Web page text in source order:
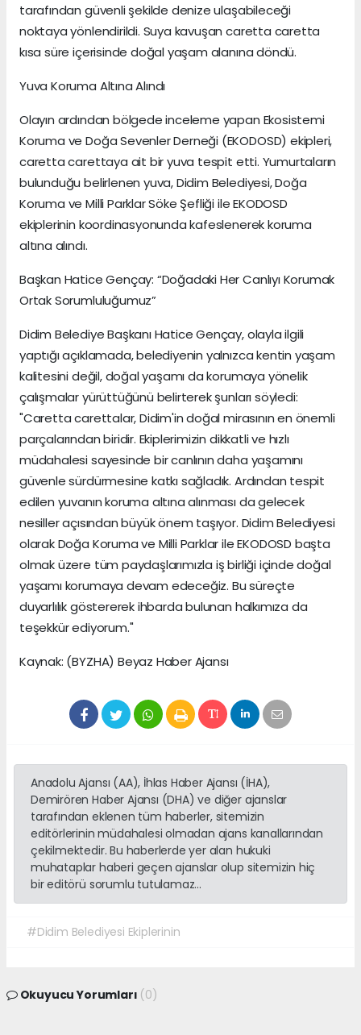
tarafından güvenli şekilde denize ulaşabileceği
noktaya yönlendirildi. Suya kavuşan caretta caretta
kısa süre içerisinde doğal yaşam alanına döndü.
Yuva Koruma Altına Alındı
Olayın ardından bölgede inceleme yapan Ekosistemi
Koruma ve Doğa Sevenler Derneği (EKODOSD) ekipleri,
caretta carettaya ait bir yuva tespit etti. Yumurtaların
bulunduğu belirlenen yuva, Didim Belediyesi, Doğa
Koruma ve Milli Parklar Söke Şefliği ile EKODOSD
ekiplerinin koordinasyonunda kafeslenerek koruma
altına alındı.
Başkan Hatice Gençay: “Doğadaki Her Canlıyı Korumak
Ortak Sorumluluğumuz”
Didim Belediye Başkanı Hatice Gençay, olayla ilgili
yaptığı açıklamada, belediyenin yalnızca kentin yaşam
kalitesini değil, doğal yaşamı da korumaya yönelik
çalışmalar yürüttüğünü belirterek şunları söyledi:
"Caretta carettalar, Didim'in doğal mirasının en önemli
parçalarından biridir. Ekiplerimizin dikkatli ve hızlı
müdahalesi sayesinde bir canlının daha yaşamını
güvenle sürdürmesine katkı sağladık. Ardından tespit
edilen yuvanın koruma altına alınması da gelecek
nesiller açısından büyük önem taşıyor. Didim Belediyesi
olarak Doğa Koruma ve Milli Parklar ile EKODOSD başta
olmak üzere tüm paydaşlarımızla iş birliği içinde doğal
yaşamı korumaya devam edeceğiz. Bu süreçte
duyarlılık göstererek ihbarda bulunan halkımıza da
teşekkür ediyorum."
Kaynak: (BYZHA) Beyaz Haber Ajansı
Anadolu Ajansı (AA), İhlas Haber Ajansı (İHA),
Demirören Haber Ajansı (DHA) ve diğer ajanslar
tarafından eklenen tüm haberler, sitemizin
editörlerinin müdahalesi olmadan ajans kanallarından
çekilmektedir. Bu haberlerde yer alan hukuki
muhataplar haberi geçen ajanslar olup sitemizin hiç
bir editörü sorumlu tutulamaz...
#Didim Belediyesi Ekiplerinin
Okuyucu Yorumları (0)